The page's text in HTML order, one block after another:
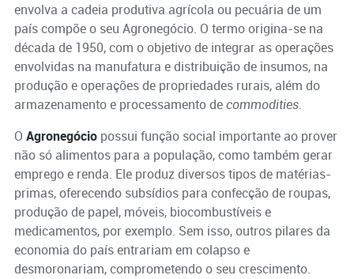
envolva a cadeia produtiva agrícola ou pecuária de um
país compõe o seu Agronegócio. O termo origina-se na
década de 1950, com o objetivo de integrar as operações
envolvidas na manufatura e distribuição de insumos, na
produção e operações de propriedades rurais, além do
armazenamento e processamento decommodities.
O Agronegócio possui função social importante ao prover
não só alimentos para a população, como também gerar
emprego e renda. Ele produz diversos tipos de matérias-
primas, oferecendo subsídios para confecção de roupas,
produção de papel, móveis, biocombustíveis e
medicamentos, por exemplo. Sem isso, outros pilares da
economia do país entrariam em colapso e
desmoronariam, comprometendo o seu crescimento.